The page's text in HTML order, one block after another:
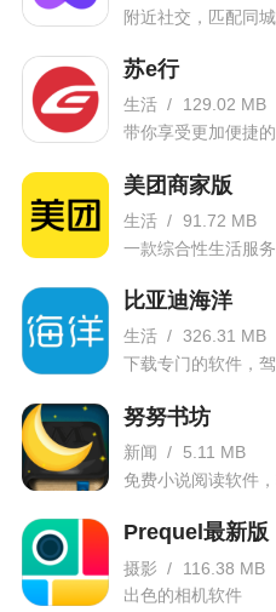
附近社交，匹配同城
苏e行
生活 /
129.02 MB
带你享受更加便捷
美团商家版
生活 / 91.72 MB
一款综合性生活服
比亚迪海洋
生活 / 326.31 MB
下载专门的软件，
努努书坊
新闻 /
5.11 MB
免费小说阅读软件，
Prequel最新版
摄影 /
116.38 MB
出色的相机软件